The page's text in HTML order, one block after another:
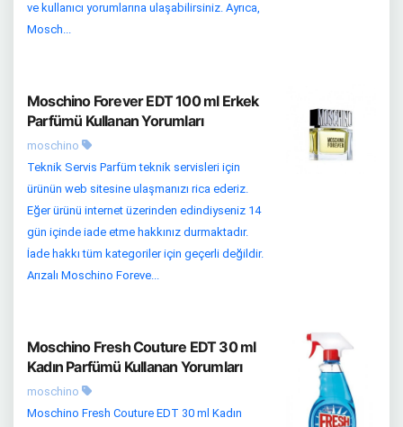
ve kullanıcı yorumlarına ulaşabilirsiniz. Ayrıca,
Mosch...
Moschino Forever EDT 100 ml Erkek
Parfümü Kullanan Yorumları
moschino
Teknik Servis Parfüm teknik servisleri için
ürünün web sitesine ulaşmanızı rica ederiz.
Eğer ürünü internet üzerinden edindiyseniz 14
gün içinde iade etme hakkınız durmaktadır.
İade hakkı tüm kategoriler için geçerli değildir.
Arızalı Moschino Foreve...
Moschino Fresh Couture EDT 30 ml
Kadın Parfümü Kullanan Yorumları
moschino
Moschino Fresh Couture EDT 30 ml Kadın